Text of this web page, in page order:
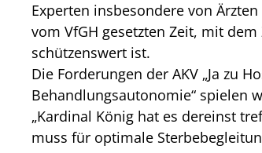
Experten insbesondere von
vom VfGH gesetzten Zeit, mit
schützenswert ist.
Die Forderungen der AKV „Ja zu
Behandlungsautonomie“ spielen
„Kardinal König hat es dereinst
muss für optimale